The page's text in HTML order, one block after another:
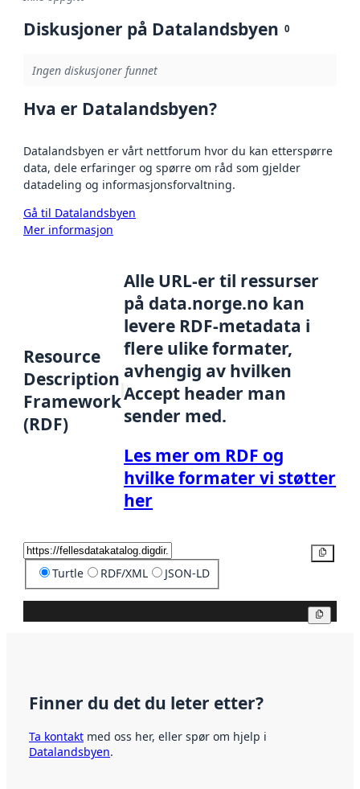
Diskusjoner på Datalandsbyen 0
Ingen diskusjoner funnet
Hva er Datalandsbyen?
Datalandsbyen er vårt nettforum hvor du kan etterspørre
data, dele erfaringer og spørre om råd som gjelder
datadeling og informasjonsforvaltning.
Gå til Datalandsbyen
Mer informasjon
Resource
Description
Framework
(RDF)
Alle URL-er til ressurser
på data.norge.no kan
levere RDF-metadata i
flere ulike formater,
avhengig av hvilken
Accept header man
sender med.
Les mer om RDF og
hvilke formater vi støtter
her
Turtle RDF/XML JSON-LD
Finner du det du leter etter?
Ta kontakt med oss her, eller spør om hjelp i
Datalandsbyen.